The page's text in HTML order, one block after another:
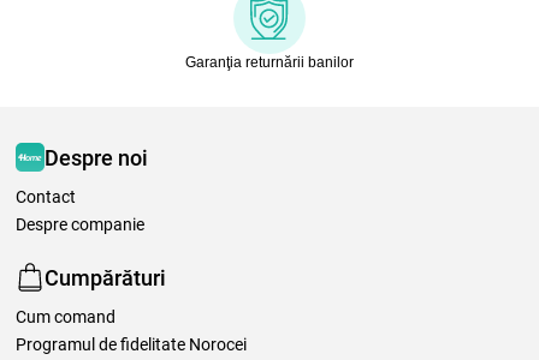
Garanţia returnării banilor
Despre noi
Contact
Despre companie
Cumpărături
Cum comand
Programul de fidelitate Norocei